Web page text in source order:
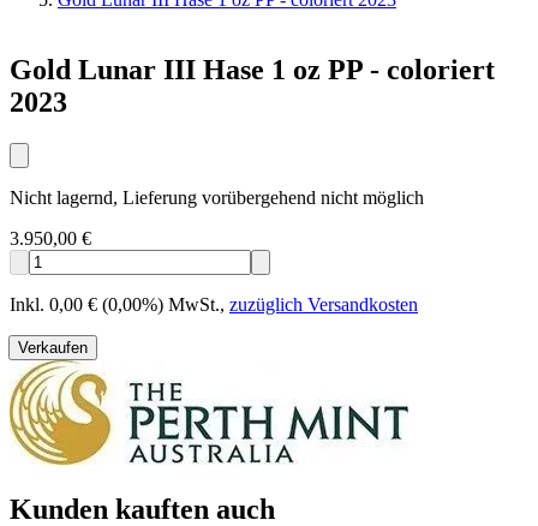
Gold Lunar III Hase 1 oz PP - coloriert
2023
Nicht lagernd, Lieferung vorübergehend nicht möglich
3.950,00 €
Inkl. 0,00 € (0,00%) MwSt., zuzüglich Versandkosten
Verkaufen
Kunden kauften auch